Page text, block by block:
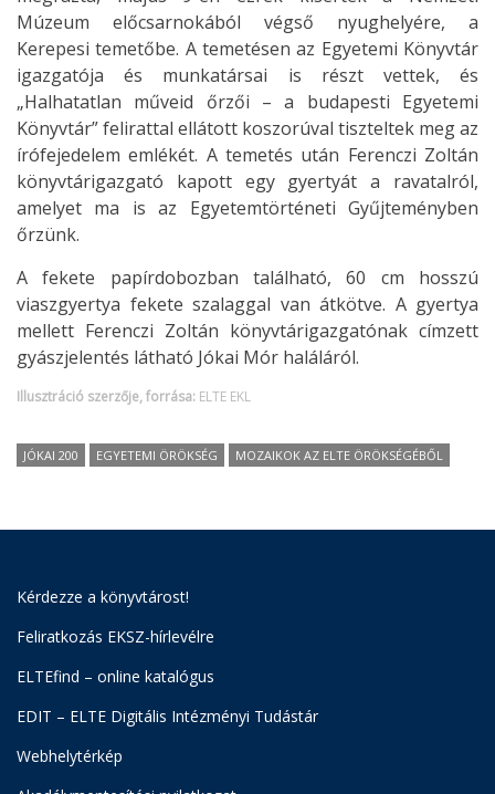
Múzeum előcsarnokából végső nyughelyére, a
Kerepesi temetőbe. A temetésen az Egyetemi Könyvtár
igazgatója és munkatársai is részt vettek, és
„Halhatatlan műveid őrzői – a budapesti Egyetemi
Könyvtár” felirattal ellátott koszorúval tiszteltek meg az
írófejedelem emlékét. A temetés után Ferenczi Zoltán
könyvtárigazgató kapott egy gyertyát a ravatalról,
amelyet ma is az Egyetemtörténeti Gyűjteményben
őrzünk.
A fekete papírdobozban található, 60 cm hosszú
viaszgyertya fekete szalaggal van átkötve. A gyertya
mellett Ferenczi Zoltán könyvtárigazgatónak címzett
gyászjelentés látható Jókai Mór haláláról.
Illusztráció szerzője, forrása: ELTE EKL
JÓKAI 200 EGYETEMI ÖRÖKSÉG MOZAIKOK AZ ELTE ÖRÖKSÉGÉBŐL
Kérdezze a könyvtárost!
Feliratkozás EKSZ-hírlevélre
ELTEfind – online katalógus
EDIT – ELTE Digitális Intézményi Tudástár
Webhelytérkép